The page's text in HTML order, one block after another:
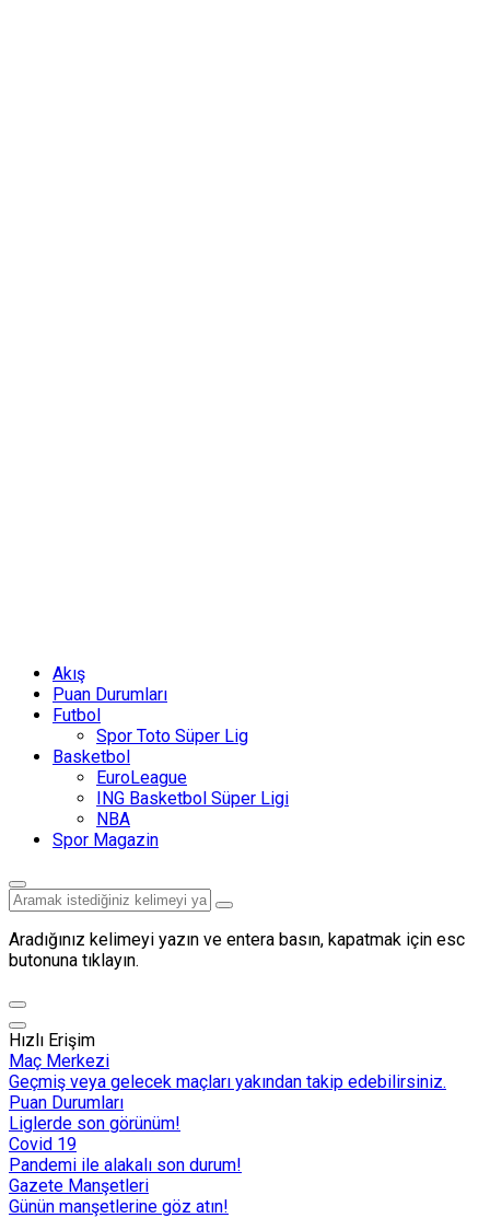
Akış
Puan Durumları
Futbol
Spor Toto Süper Lig
Basketbol
EuroLeague
ING Basketbol Süper Ligi
NBA
Spor Magazin
Aradığınız kelimeyi yazın ve entera basın, kapatmak için esc
butonuna tıklayın.
Hızlı Erişim
Maç Merkezi
Geçmiş veya gelecek maçları yakından takip edebilirsiniz.
Puan Durumları
Liglerde son görünüm!
Covid 19
Pandemi ile alakalı son durum!
Gazete Manşetleri
Günün manşetlerine göz atın!